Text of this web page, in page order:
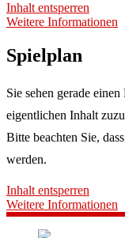
Inhalt entsperren
Weitere Informationen
Spielplan
Sie sehen gerade
eigentlichen Inhalt
Bitte beachten Sie,
werden.
Inhalt entsperren
Weitere Informationen